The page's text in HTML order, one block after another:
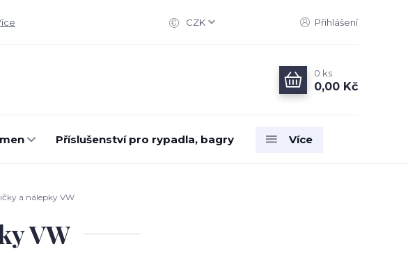
CZK Přihlášení
0 ks
0,00 Kč
Příslušenství pro rypadla, bagry Více
a nálepky VW
VW